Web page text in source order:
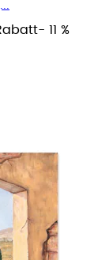
- 11 %